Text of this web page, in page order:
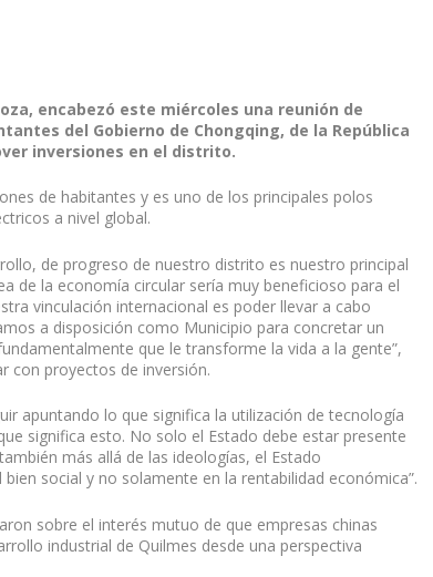
encabezó este miércoles una reunión de
del Gobierno de Chongqing, de la República
inversiones en el distrito.
de habitantes y es uno de los principales polos
a nivel global.
de progreso de nuestro distrito es nuestro principal
de la economía circular sería muy beneficioso para el
vinculación internacional es poder llevar a cabo
a disposición como Municipio para concretar un
que le transforme la vida a la gente”,
con proyectos de inversión.
apuntando lo que significa la utilización de tecnología
significa esto. No solo el Estado debe estar presente
más allá de las ideologías, el Estado
social y no solamente en la rentabilidad económica”.
sobre el interés mutuo de que empresas chinas
industrial de Quilmes desde una perspectiva